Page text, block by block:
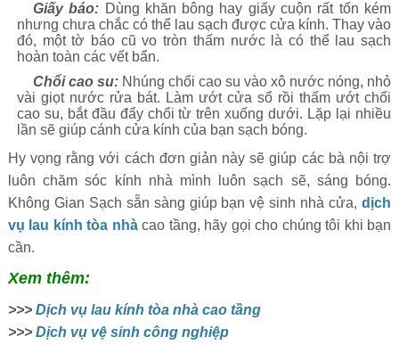
Giấy báo: Dùng khăn bông hay giấy cuộn rất tốn kém
nhưng chưa chắc có thể lau sạch được cửa kính. Thay vào
đó, một tờ báo cũ vo tròn thấm nước là có thể lau sạch
hoàn toàn các vết bẩn.
Chổi cao su: Nhúng chổi cao su vào xô nước nóng, nhỏ
vài giọt nước rửa bát. Làm ướt cửa sổ rồi thấm ướt chổi
cao su, bắt đầu đẩy chổi từ trên xuống dưới. Lặp lại nhiều
lần sẽ giúp cánh cửa kính của bạn sạch bóng.
Hy vọng rằng với cách đơn giản này sẽ giúp các bà nội trợ
luôn chăm sóc kính nhà mình luôn sạch sẽ, sáng bóng.
Không Gian Sạch sẵn sàng giúp bạn vệ sinh nhà cửa,dịch
vụ lau kính tòa nhàcao tầng, hãy gọi cho chúng tôi khi bạn
cần.
Xem thêm:
>>> Dịch vụ lau kính tòa nhà cao tầng
>>> Dịch vụ vệ sinh công nghiệp